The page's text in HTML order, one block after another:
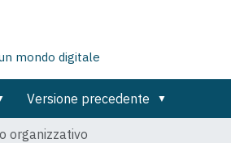
mondo digitale
Versione precedente
organizzativo